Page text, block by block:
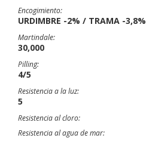
Encogimiento:
URDIMBRE -2% / TRAMA -3,8%
Martindale:
30,000
Pilling:
4/5
Resistencia a la luz:
5
Resistencia al cloro:
Resistencia al agua de mar: